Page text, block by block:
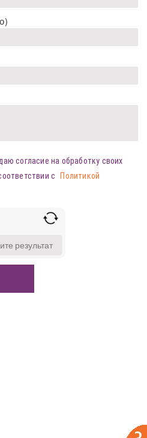
согласие на обработку своих
с
Политикой